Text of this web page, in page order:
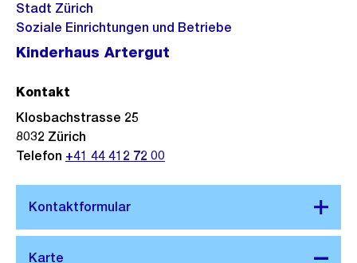
Stadt Zürich
Soziale Einrichtungen und Betriebe
Kinderhaus Artergut
Kontakt
Klosbachstrasse 25
8032 Zürich
Telefon +41 44 412 72 00